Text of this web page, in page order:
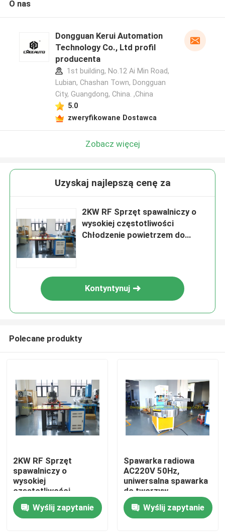
Dom
Produkty
O nas
Dongguan Kerui Automation
Technology Co., Ltd profil
producenta
1st building, No.12 Ai Min Road,
Lubian, Chashan Town, Dongguan
City, Guangdong, China. ,China
5.0
zweryfikowane Dostawca
Zobacz więcej
Uzyskaj najlepszą cenę za
2KW RF Sprzęt spawalniczy o
wysokiej częstotliwości
Chłodzenie powietrzem do
Kontyntynuj
Polecane produkty
2KW RF Sprzęt
spawalniczy o
wysokiej
częstotliwości
Chłodzenie
powietrzem do cięcia
grubości 0,2-2 mm
Wyślij zapytanie
Spawarka radiowa
AC220V 50Hz,
uniwersalna spawarka
do tworzyw
sztucznych HF
Wyślij zapytanie